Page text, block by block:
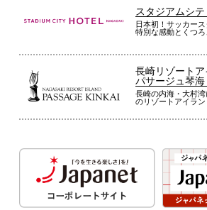
スタジアムシ
日本初！サッカー
特別な感動とくつろ
長崎リゾートア
パサージュ琴海
長崎の内海・大村
のリゾートアイラン